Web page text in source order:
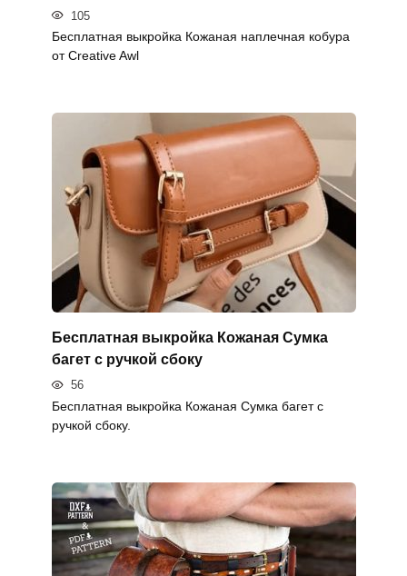
105
Бесплатная выкройка Кожаная наплечная кобура
от Creative Awl
Бесплатная выкройка Кожаная Сумка
багет с ручкой сбоку
56
Бесплатная выкройка Кожаная Сумка багет с
ручкой сбоку.